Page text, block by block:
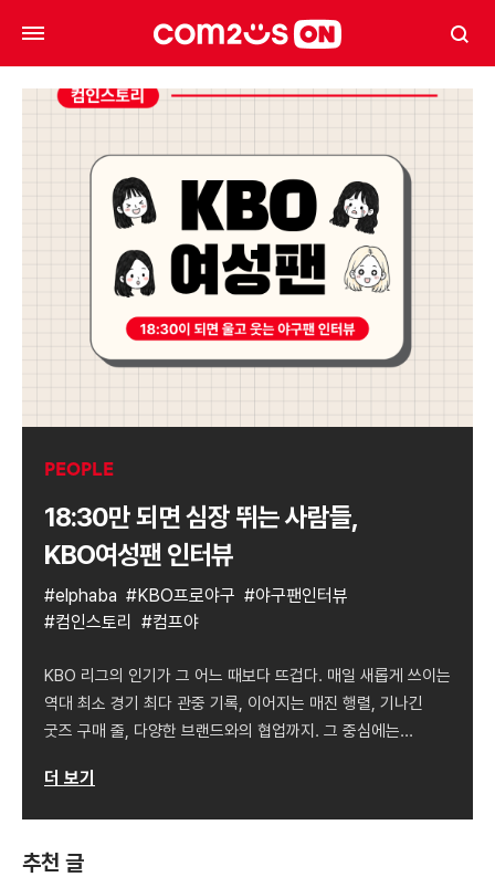
PEOPLE
18:30만 되면 심장 뛰는 사람들,
KBO여성팬 인터뷰
elphaba KBO프로야구
야구팬인터뷰
컴인스토리
컴프야
KBO 리그의 인기가 그 어느 때보다 뜨겁다. 매일 새롭게 쓰이는
역대 최소 경기 최다 관중 기록, 이어지는 매진 행렬, 기나긴
굿즈 구매 줄, 다양한 브랜드와의 협업까지. 그 중심에는
야구 게임 명가 컴투스에도 오후 6시 30분이 되면 경기를
더 보기
추천 글